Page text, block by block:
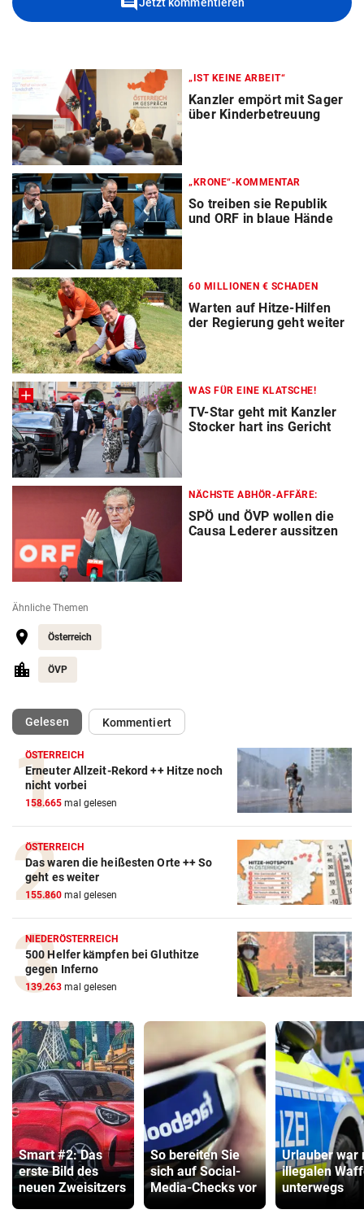
„IST KEINE ARBEIT“
Kanzler empört mit Sager
über Kinderbetreuung
„KRONE“-KOMMENTAR
So treiben sie Republik
und ORF in blaue Hände
60 MILLIONEN € SCHADEN
Warten auf Hitze-Hilfen
der Regierung geht weiter
WAS FÜR EINE KLATSCHE!
TV-Star geht mit Kanzler
Stocker hart ins Gericht
NÄCHSTE ABHÖR-AFFÄRE:
SPÖ und ÖVP wollen die
Causa Lederer aussitzen
Ähnliche Themen
Österreich
ÖVP
Gelesen(ausgewählt)Kommentiert
ÖSTERREICH
Erneuter Allzeit-Rekord ++ Hitze noch
nicht vorbei
158.665 mal gelesen
ÖSTERREICH
Das waren die heißesten Orte ++ So
geht es weiter
155.860 mal gelesen
NIEDERÖSTERREICH
500 Helfer kämpfen bei Gluthitze
gegen Inferno
139.263 mal gelesen
Smart #2: Das
erste Bild des
neuen Zweisitzers
So bereiten Sie
sich auf Social-
Media-Checks vor
Urlauber war
illegalen
unterwegs